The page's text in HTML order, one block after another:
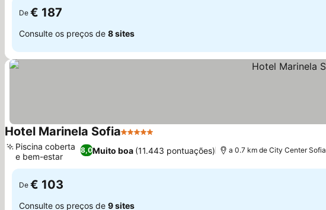
De € 187
Consulte os preços de 8 sites
Hotel Marinela Sofia5 Estrelas
8,0Muito boa (11.443 pontuações)
Piscina coberta
e bem-estar
a 0.7 km de City Center Sofia
De € 103
Consulte os preços de 9 sites